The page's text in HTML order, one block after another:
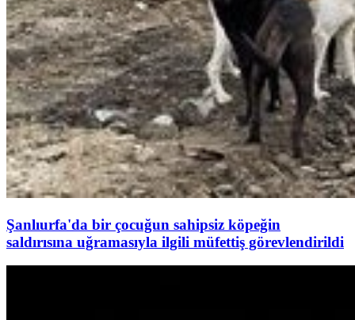
Şanlıurfa'da bir çocuğun sahipsiz köpeğin
saldırısına uğramasıyla ilgili müfettiş görevlendirildi